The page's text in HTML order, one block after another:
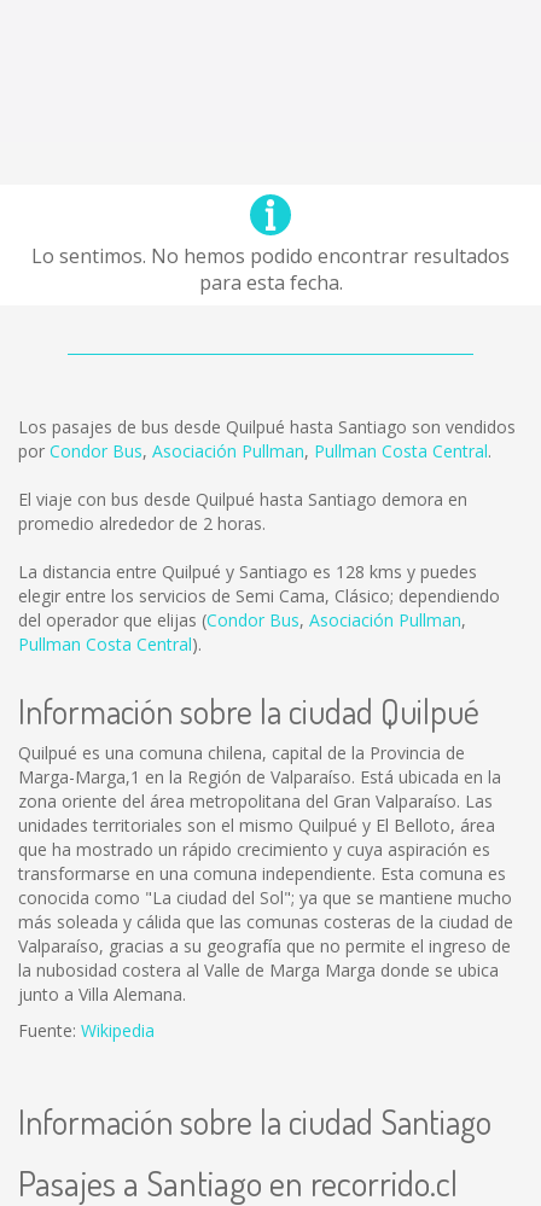
Lo sentimos. No hemos podido encontrar resultados
para esta fecha.
Los pasajes de bus desde Quilpué hasta Santiago son vendidos
por Condor Bus, Asociación Pullman, Pullman Costa Central.
El viaje con bus desde Quilpué hasta Santiago demora en
promedio alrededor de 2 horas.
La distancia entre Quilpué y Santiago es 128 kms y puedes
elegir entre los servicios de Semi Cama, Clásico; dependiendo
del operador que elijas (Condor Bus, Asociación Pullman,
Pullman Costa Central).
Información sobre la ciudad Quilpué
Quilpué es una comuna chilena, capital de la Provincia de
Marga-Marga,1 en la Región de Valparaíso. Está ubicada en la
zona oriente del área metropolitana del Gran Valparaíso. Las
unidades territoriales son el mismo Quilpué y El Belloto, área
que ha mostrado un rápido crecimiento y cuya aspiración es
transformarse en una comuna independiente. Esta comuna es
conocida como "La ciudad del Sol"; ya que se mantiene mucho
más soleada y cálida que las comunas costeras de la ciudad de
Valparaíso, gracias a su geografía que no permite el ingreso de
la nubosidad costera al Valle de Marga Marga donde se ubica
junto a Villa Alemana.
Fuente: Wikipedia
Información sobre la ciudad Santiago
Pasajes a Santiago en recorrido.cl